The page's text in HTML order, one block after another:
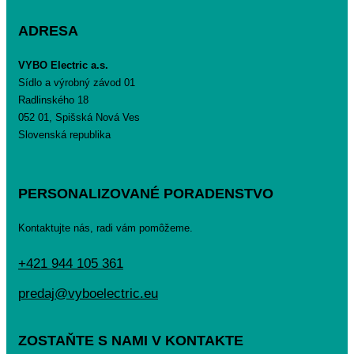
ADRESA
VYBO Electric a.s.
Sídlo a výrobný závod 01
Radlinského 18
052 01, Spišská Nová Ves
Slovenská republika
PERSONALIZOVANÉ PORADENSTVO
Kontaktujte nás, radi vám pomôžeme.
+421 944 105 361
predaj@vyboelectric.eu
ZOSTAŇTE S NAMI V KONTAKTE